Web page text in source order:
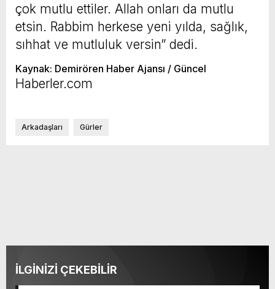
çok mutlu ettiler. Allah onları da mutlu
etsin. Rabbim herkese yeni yılda, sağlık,
sıhhat ve mutluluk versin” dedi.
Kaynak: Demirören Haber Ajansı / Güncel
Haberler.com
Arkadaşları Gürler
İLGİNİZİ ÇEKEBİLİR